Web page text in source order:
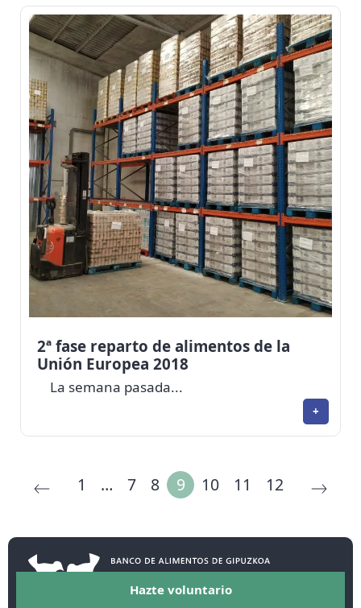
2ª fase reparto de alimentos de la
Unión Europea 2018
La semana pasada...
+
1 … 7 8 9 10 11 12
Hazte voluntario